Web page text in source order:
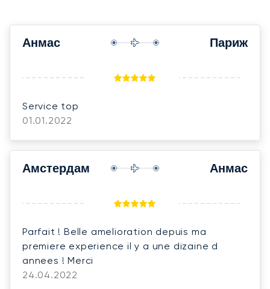
Анмас Париж
Service top
01.01.2022
Амстердам Анмас
Parfait ! Belle amelioration depuis ma
premiere experience il y a une dizaine d
annees ! Merci
24.04.2022